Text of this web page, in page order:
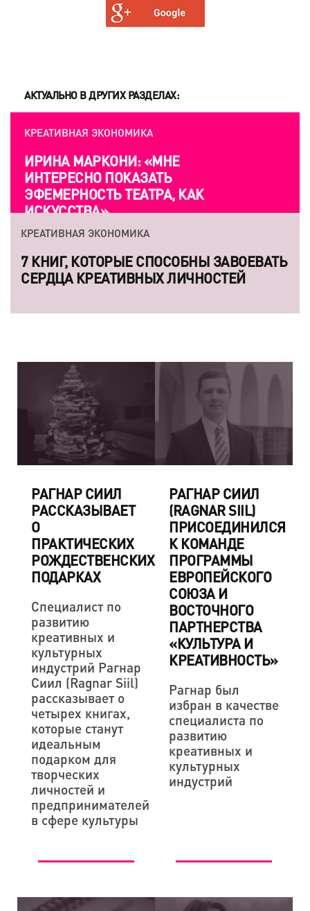
АКТУАЛЬНО В ДРУГИХ РАЗДЕЛАХ:
КРЕАТИВНАЯ ЭКОНОМИКА
ИРИНА МАРКОНИ: «МНЕ
ИНТЕРЕСНО ПОКАЗАТЬ
ЭФЕМЕРНОСТЬ ТЕАТРА, КАК
ИСКУССТВА»
КРЕАТИВНАЯ ЭКОНОМИКА
7 КНИГ, КОТОРЫЕ СПОСОБНЫ ЗАВОЕВАТЬ
СЕРДЦА КРЕАТИВНЫХ ЛИЧНОСТЕЙ
РАГНАР СИИЛ
РАССКАЗЫВАЕТ
О
ПРАКТИЧЕСКИХ
РОЖДЕСТВЕНСКИХ
ПОДАРКАХ
Специалист по
развитию
креативных и
культурных
индустрий Рагнар
Сиил (Ragnar Siil)
рассказывает о
четырех книгах,
которые станут
идеальным
подарком для
творческих
личностей и
предпринимателей
в сфере культуры
РАГНАР СИИЛ
(RAGNAR SIIL)
ПРИСОЕДИНИЛСЯ
К КОМАНДЕ
ПРОГРАММЫ
ЕВРОПЕЙСКОГО
СОЮЗА И
ВОСТОЧНОГО
ПАРТНЕРСТВА
«КУЛЬТУРА И
КРЕАТИВНОСТЬ»
Рагнар был
избран в качестве
специалиста по
развитию
креативных и
культурных
индустрий